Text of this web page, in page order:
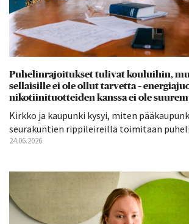
Puhelinrajoitukset tulivat kouluihin,
sellaisille ei ole ollut tarvetta –
nikotiinituotteiden kanssa ei ole
Kirkko ja kaupunki kysyi, miten
seurakuntien rippileireillä toimitaan
24.06.2026